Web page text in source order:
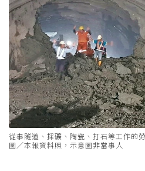
從事隧道、採礦、陶瓷、打石等工作的
圖／本報資料照，示意圖非當事人